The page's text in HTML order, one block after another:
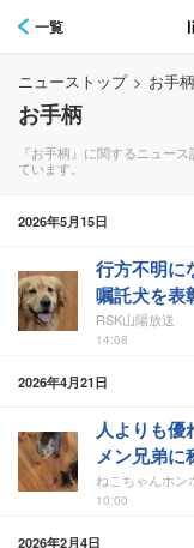
一覧
ニューストップ > お手柄
お手柄
『お手柄』に関するニュー
ています。
2026年5月15日
行方不明に
嘱託犬を表
RSK山陽放送
14:08
2026年4月21日
人よりも優
メン兄弟に
ねこちゃんホン
10:00
2026年2月4日